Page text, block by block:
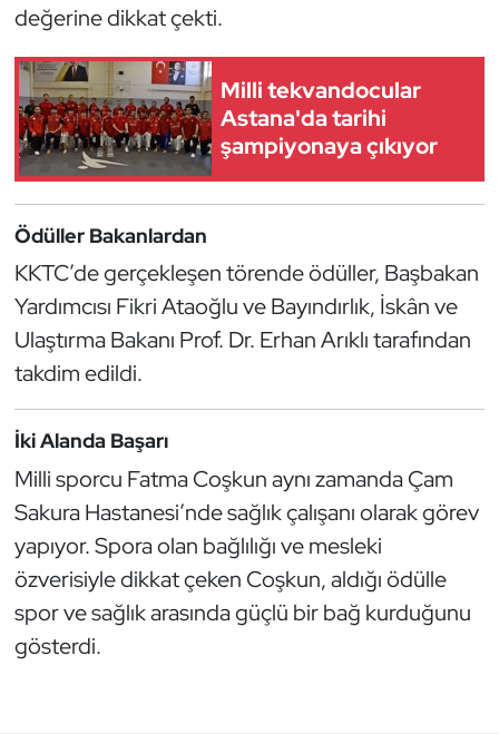
değerine dikkat çekti.
Milli tekvandocular
Astana'da tarihi
şampiyonaya çıkıyor
Ödüller Bakanlardan
KKTC’de gerçekleşen törende ödüller, Başbakan
Yardımcısı Fikri Ataoğlu ve Bayındırlık, İskân ve
Ulaştırma Bakanı Prof. Dr. Erhan Arıklı tarafından
takdim edildi.
İki Alanda Başarı
Milli sporcu Fatma Coşkun aynı zamanda Çam
Sakura Hastanesi’nde sağlık çalışanı olarak görev
yapıyor. Spora olan bağlılığı ve mesleki
özverisiyle dikkat çeken Coşkun, aldığı ödülle
spor ve sağlık arasında güçlü bir bağ kurduğunu
gösterdi.
Judo ve Kuraş
Kano ve Rafting
Karate
Kayak
Kick Boks
Kürek
Modern Pentatlon
Motor Sporları
Muay Thai
Okçuluk